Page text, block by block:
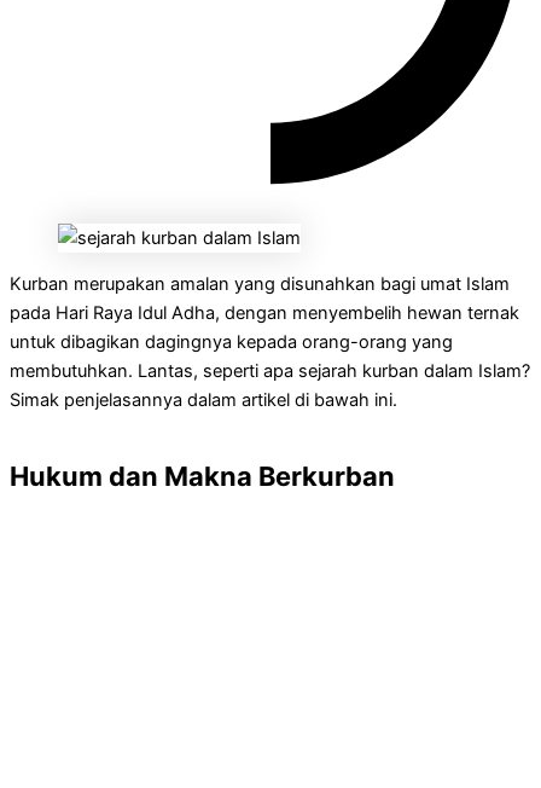
Kurban merupakan amalan yang disunahkan bagi umat Islam
pada Hari Raya Idul Adha, dengan menyembelih hewan ternak
untuk dibagikan dagingnya kepada orang-orang yang
membutuhkan. Lantas, seperti apa sejarah kurban dalam Islam?
Simak penjelasannya dalam artikel di bawah ini.
Hukum dan Makna Berkurban